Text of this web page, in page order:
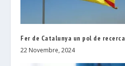
Fer de Catalunya un pol de recerca
22 Novembre, 2024